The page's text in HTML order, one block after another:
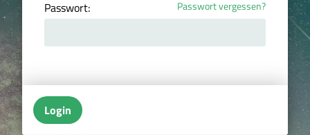
Passwort: Passwort vergessen?
Login